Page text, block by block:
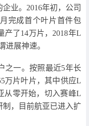
业。2016年初，公司
完成首个叶片首件包
产了14万片，2018年L
进展神速。
一。按照最近5年长
万片叶片，其中供应L
从零开始，切入赛峰L
制，目前航亚已进入扩